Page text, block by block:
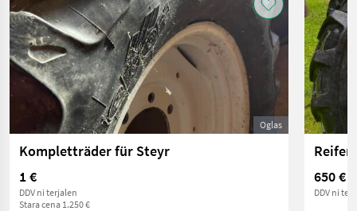
Oglas
Kompletträder für Steyr
1 €
DDV ni terjalen
Stara cena 1.250 €
650 €
DDV ni